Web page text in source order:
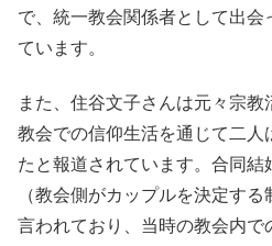
で、統一教会関係者として出
ています。
また、住谷文子さんは元々宗
教会での信仰生活を通じて二人
たと報道されています。合同
（教会側がカップルを決定す
言われており、当時の教会内